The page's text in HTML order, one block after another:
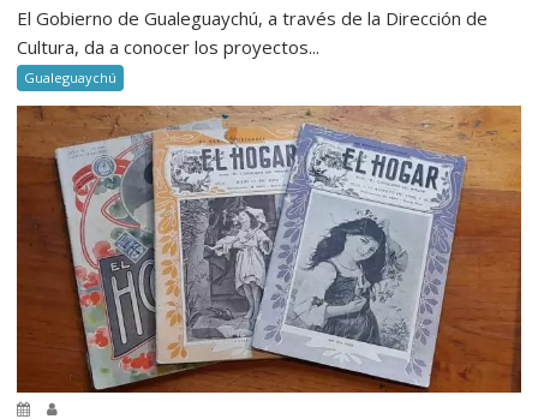
El Gobierno de Gualeguaychú, a través de la Dirección de
Cultura, da a conocer los proyectos...
Gualeguaychú